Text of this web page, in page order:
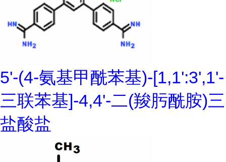
5'-(4-氨基甲酰苯基)-[1,1':3',1'-
三联苯基]-4,4'-二(羧肟酰胺)三
盐酸盐